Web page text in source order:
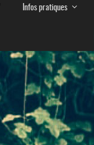
Infos pratiques